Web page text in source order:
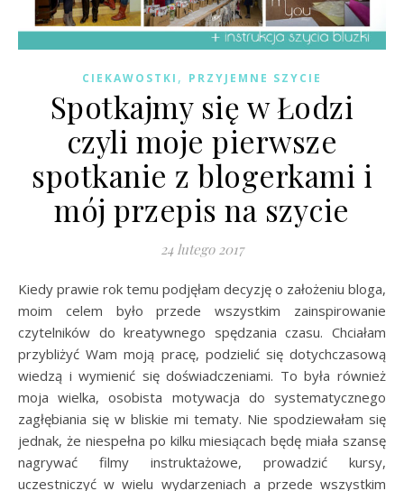
CIEKAWOSTKI , PRZYJEMNE SZYCIE
Spotkajmy się w Łodzi
czyli moje pierwsze
spotkanie z blogerkami i
mój przepis na szycie
24 lutego 2017
Kiedy prawie rok temu podjęłam decyzję o założeniu bloga,
moim celem było przede wszystkim zainspirowanie
czytelników do kreatywnego spędzania czasu. Chciałam
przybliżyć Wam moją pracę, podzielić się dotychczasową
wiedzą i wymienić się doświadczeniami. To była również
moja wielka, osobista motywacja do systematycznego
zagłębiania się w bliskie mi tematy. Nie spodziewałam się
jednak, że niespełna po kilku miesiącach będę miała szansę
nagrywać filmy instruktażowe, prowadzić kursy,
uczestniczyć w wielu wydarzeniach a przede wszystkim